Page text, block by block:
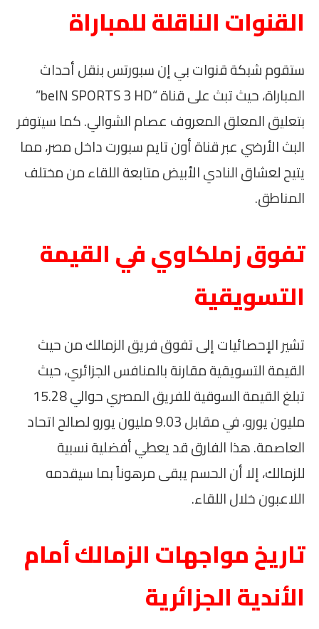
القنوات الناقلة للمباراة
ستقوم شبكة قنوات بي إن سبورتس بنقل أحداث
المباراة، حيث تبث على قناة “beIN SPORTS 3 HD”
بتعليق المعلق المعروف عصام الشوالي. كما سيتوفر
البث الأرضي عبر قناة أون تايم سبورت داخل مصر، مما
يتيح لعشاق النادي الأبيض متابعة اللقاء من مختلف
المناطق.
تفوق زملكاوي في القيمة
التسويقية
تشير الإحصائيات إلى تفوق فريق الزمالك من حيث
القيمة التسويقية مقارنة بالمنافس الجزائري، حيث
تبلغ القيمة السوقية للفريق المصري حوالي 15.28
مليون يورو، في مقابل 9.03 مليون يورو لصالح اتحاد
العاصمة. هذا الفارق قد يعطي أفضلية نسبية
للزمالك، إلا أن الحسم يبقى مرهوناً بما سيقدمه
اللاعبون خلال اللقاء.
تاريخ مواجهات الزمالك أمام
الأندية الجزائرية